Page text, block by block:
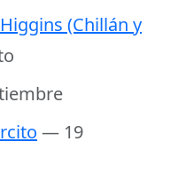
(Chillán y
— 19